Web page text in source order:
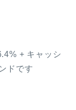
+ キャッシ
ドです